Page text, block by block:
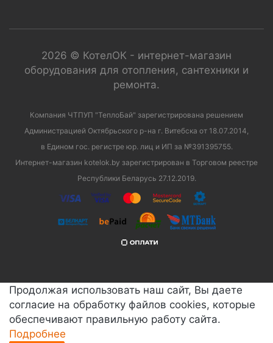
2026 © КотелОК - интернет-магазин
оборудования для отопления, сантехники и
ремонта.
Компания ЧТПУП "ТеплоБай" зарегистрирована решением
Администрацией Октябрьского р-на г. Витебска от 18.07.2014,
в Едином гос. регистре юр. лиц и ИП за №391395755.
Интернет-магазин kotelok.by зарегистрирован в Торговом реестре
Республики Беларусь 27.12.2019.
Продолжая использовать наш сайт, Вы даете
согласие на обработку файлов cookies, которые
обеспечивают правильную работу сайта.
Подробнее